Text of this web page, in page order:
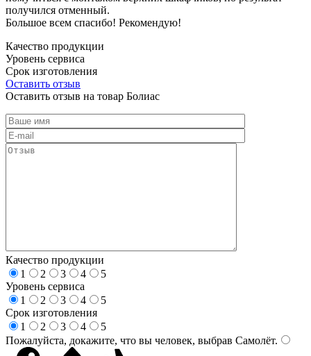
получился отменный.
Большое всем спасибо! Рекомендую!
Качество продукции
Уровень сервиса
Срок изготовления
Оставить отзыв
Оставить отзыв на товар Болиас
Качество продукции
1
2 3 4
5
Уровень сервиса
1
2 3 4
5
Срок изготовления
1
2 3 4
5
Пожалуйста, докажите, что вы человек, выбрав Самолёт.